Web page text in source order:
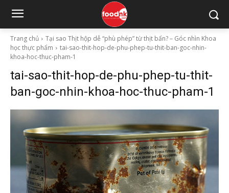
Trang chủ
Tại sao Thịt hộp dễ “phù phép” từ thịt bẩn? – Góc nhìn Khoa
học thực phẩm
tai-sao-thit-hop-de-phu-phep-tu-thit-ban-goc-nhin-
khoa-hoc-thuc-pham-1
tai-sao-thit-hop-de-phu-phep-tu-thit-
ban-goc-nhin-khoa-hoc-thuc-pham-1